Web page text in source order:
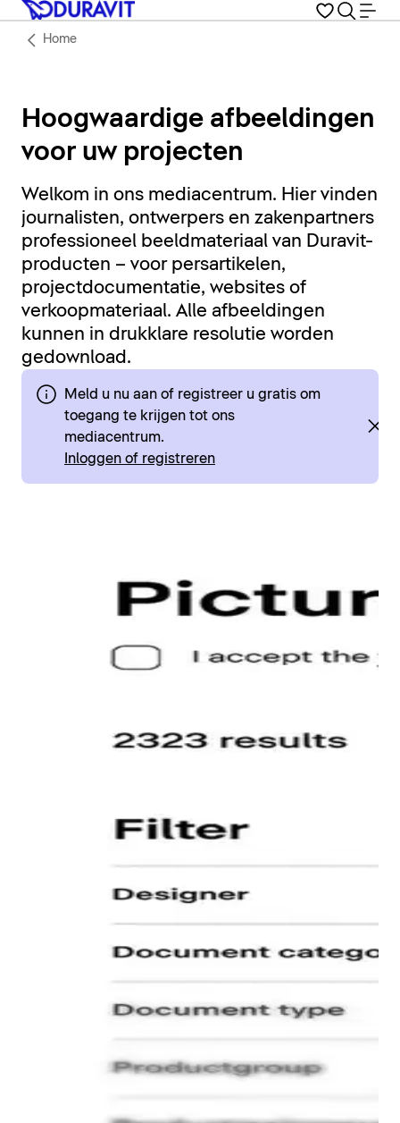
Home
Hoogwaardige afbeeldingen
voor uw projecten
Welkom in ons mediacentrum. Hier vinden
journalisten, ontwerpers en zakenpartners
professioneel beeldmateriaal van Duravit-
producten – voor persartikelen,
projectdocumentatie, websites of
verkoopmateriaal. Alle afbeeldingen
kunnen in drukklare resolutie worden
gedownload.
Meld u nu aan of registreer u gratis om
toegang te krijgen tot ons
mediacentrum.
Inloggen of registreren